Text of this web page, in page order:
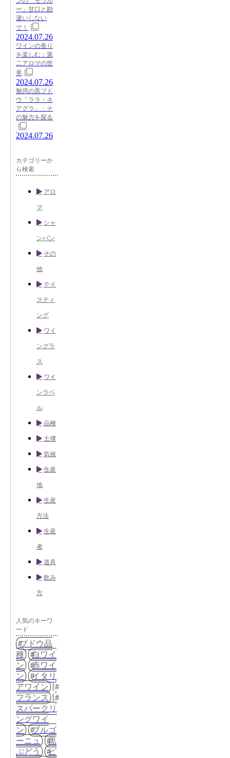
ー」甘口と勘
違いしない
で！
2024.07.26
ワインの香り
を楽しむ：第
二アロマの世
界
2024.07.26
魅惑の黒ブド
ウ「ララ・ネ
アグラ」：そ
の魅力を探る
2024.07.26
カテゴリーか
ら検索
アロ
マ
シャ
ンパン
その
他
テイ
スティ
ング
ワイ
ングラ
ス
ワイ
ンラベ
ル
品種
土壌
気候
生産
地
生産
方法
生産
者
道具
飲み
方
人気のキーワ
ード
ブドウ品
種
白ワイ
ン
赤ワイ
ン
イタリ
アワイン
フランス
スパークリ
ングワイ
ン
ブルゴ
ーニュ
黒
ぶどう
ピ